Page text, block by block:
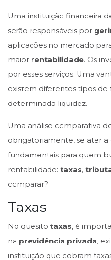
Uma instituição financeira
serão responsáveis por
aplicações no mercado
maior rentabilidade. Os
por esses serviços. Uma
existem diferentes tipos de
determinada liquidez.
Uma análise comparativa
obrigatoriamente, se ater a
fundamentais para quem
rentabilidade: taxas,
comparar?
Taxas
No quesito taxas, é
na previdência privada,
instituição que cobram